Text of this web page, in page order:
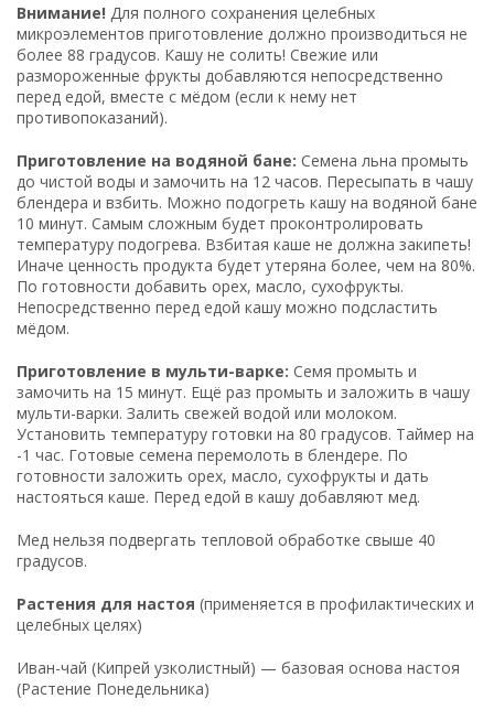
Внимание! Для полного сохранения целебных
микроэлементов приготовление должно производиться не
более 88 градусов. Кашу не солить! Свежие или
размороженные фрукты добавляются непосредственно
перед едой, вместе с мёдом (если к нему нет
противопоказаний).
Приготовление на водяной бане: Семена льна промыть
до чистой воды и замочить на 12 часов. Пересыпать в чашу
блендера и взбить. Можно подогреть кашу на водяной бане
10 минут. Самым сложным будет проконтролировать
температуру подогрева. Взбитая каше не должна закипеть!
Иначе ценность продукта будет утеряна более, чем на 80%.
По готовности добавить орех, масло, сухофрукты.
Непосредственно перед едой кашу можно подсластить
мёдом.
Приготовление в мульти-варке: Семя промыть и
замочить на 15 минут. Ещё раз промыть и заложить в чашу
мульти-варки. Залить свежей водой или молоком.
Установить температуру готовки на 80 градусов. Таймер на
-1 час. Готовые семена перемолоть в блендере. По
готовности заложить орех, масло, сухофрукты и дать
настояться каше. Перед едой в кашу добавляют мед.
Мед нельзя подвергать тепловой обработке свыше 40
градусов.
Растения для настоя (применяется в профилактических и
целебных целях)
Иван-чай (Кипрей узколистный) — базовая основа настоя
(Растение Понедельника)